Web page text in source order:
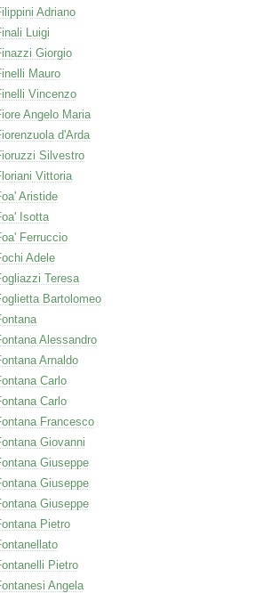
Adriano
Luigi
Giorgio
Mauro
Vincenzo
Angelo Maria
d'Arda
Silvestro
Vittoria
Aristide
Isotta
Ferruccio
Adele
Teresa
Bartolomeo
Alessandro
Arnaldo
Carlo
Carlo
Francesco
Giovanni
Giuseppe
Giuseppe
Giuseppe
Pietro
Pietro
Angela